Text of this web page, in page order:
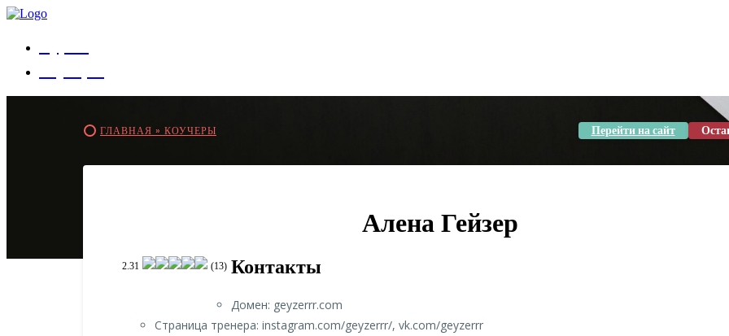
ГЛАВНАЯ » КОУЧЕРЫ Перейти на сайт
Алена Гейзер
2.31 (13) Контакты
Домен: geyzerrr.com
Страница тренера: instagram.com/geyzerrr/, vk.com/geyzerrr